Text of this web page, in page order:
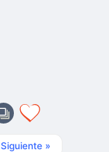
Siguiente »